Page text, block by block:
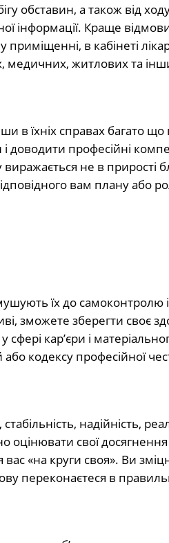
обставин, а також від
інформації. Краще
в кабінеті
медичних, житлових та
в їхніх справах багато що
доводити професійні
не в прирості
вам плану або
їх до самоконтролю
зможете зберегти своє
кар’єри і
кодексу професійної
надійність,
оцінювати свої
«на круги своя». Ви
переконаєтеся в